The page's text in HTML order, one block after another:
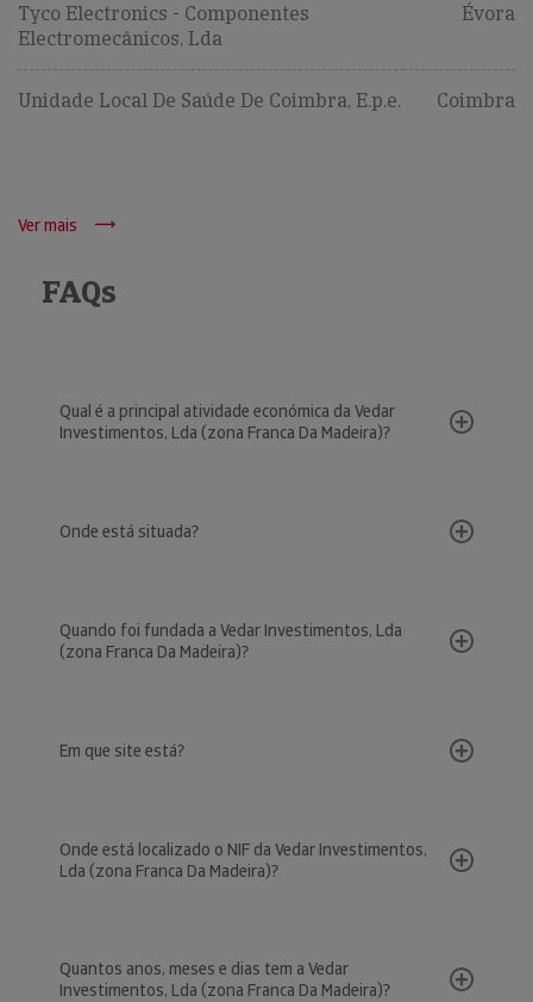
Tyco Electronics - Componentes
Electromecânicos, Lda
Évora
Unidade Local De Saúde De Coimbra, E.p.e. Coimbra
Ver mais
FAQs
Qual é a principal atividade económica da Vedar
Investimentos, Lda (zona Franca Da Madeira)?
Onde está situada?
Quando foi fundada a Vedar Investimentos, Lda
(zona Franca Da Madeira)?
Em que site está?
Onde está localizado o NIF da Vedar Investimentos,
Lda (zona Franca Da Madeira)?
Quantos anos, meses e dias tem a Vedar
Investimentos, Lda (zona Franca Da Madeira)?